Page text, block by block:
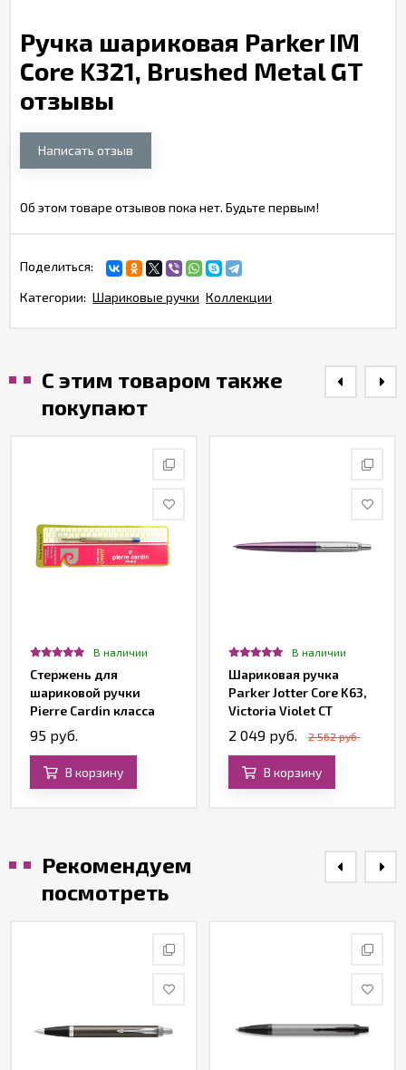
Ручка шариковая Parker IM
Core K321, Brushed Metal GT
отзывы
Написать отзыв
Об этом товаре отзывов пока нет. Будьте первым!
Поделиться:
Категории: Шариковые ручки Коллекции
С этим товаром также
покупают
В наличии
Стержень для
шариковой ручки
Pierre Cardin класса
Economy серии Actuel,
синий
95 руб.
В корзину
В наличии
Шариковая ручка
Parker Jotter Core K63,
Victoria Violet CT
2 049 руб. 2 562 руб.
В корзину
Рекомендуем
посмотреть